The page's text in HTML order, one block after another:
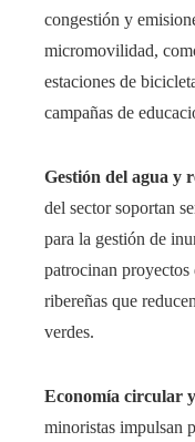
congestión y
micromovilidad,
estaciones de
campañas de
Gestión del agua y
del sector soportan
para la gestión de
patrocinan proyectos
ribereñas que
verdes.
Economía circular
minoristas impulsan